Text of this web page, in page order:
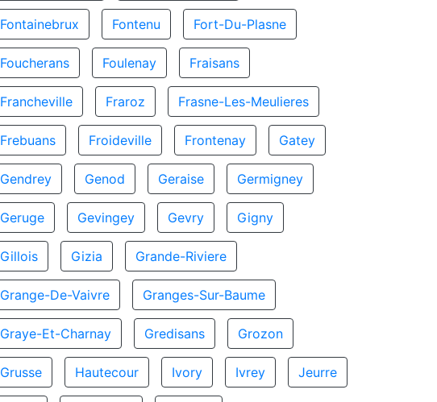
Fontainebrux Fontenu Fort-Du-Plasne
Foucherans Foulenay Fraisans
Francheville Fraroz Frasne-Les-Meulieres
Frebuans Froideville Frontenay Gatey
Gendrey Genod Geraise Germigney
Geruge Gevingey Gevry Gigny
Gillois Gizia Grande-Riviere
Grange-De-Vaivre Granges-Sur-Baume
Graye-Et-Charnay Gredisans Grozon
Grusse Hautecour Ivory Ivrey Jeurre